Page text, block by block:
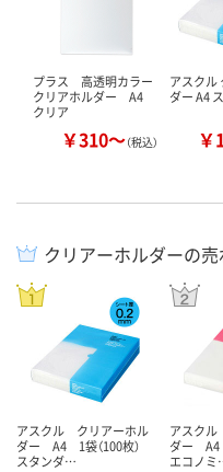
プラス 高透明カラー
クリアホルダー A4
クリア
￥310～（税込）
アスクル
ダー A4
￥
クリアーホルダーの
アスクル クリアーホル
ダー A4 1袋（100枚）
スタンダ…
アスク
ダー
エコノ